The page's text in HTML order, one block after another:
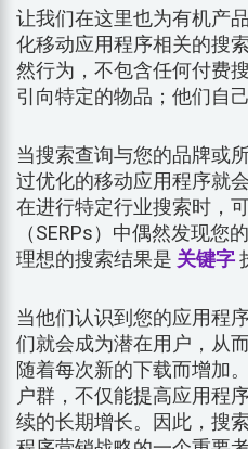
让我们在这里也为有机产
化移动应用程序相关的搜
然行为，不包含任何付费
引向特定的物品；他们自己
当搜索查询与您的品牌或
过优化的移动应用程序就
在进行特定行业搜索时，
（SERPs）中偶然发现您
理想的搜索结果是 关键字
当他们认识到您的应用程
们就会成为潜在用户，从
随着每次新的下载而增加
户群，不仅能提高应用程
续的长期增长。因此，搜